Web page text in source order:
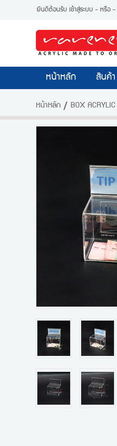
ยินดีต้อนรับ เข้าสู่ระบบ - หรือ -
หน้าหลัก สินค้า
หน้าหลัก BOX ACRYLIC